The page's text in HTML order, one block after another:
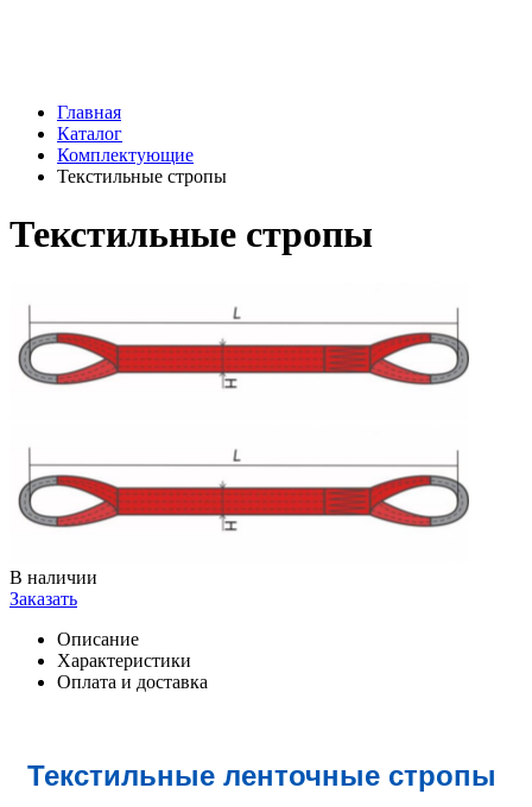
Главная
Каталог
Комплектующие
Текстильные стропы
Текстильные стропы
В наличии
Заказать
Описание
Характеристики
Оплата и доставка
Текстильные ленточные стропы